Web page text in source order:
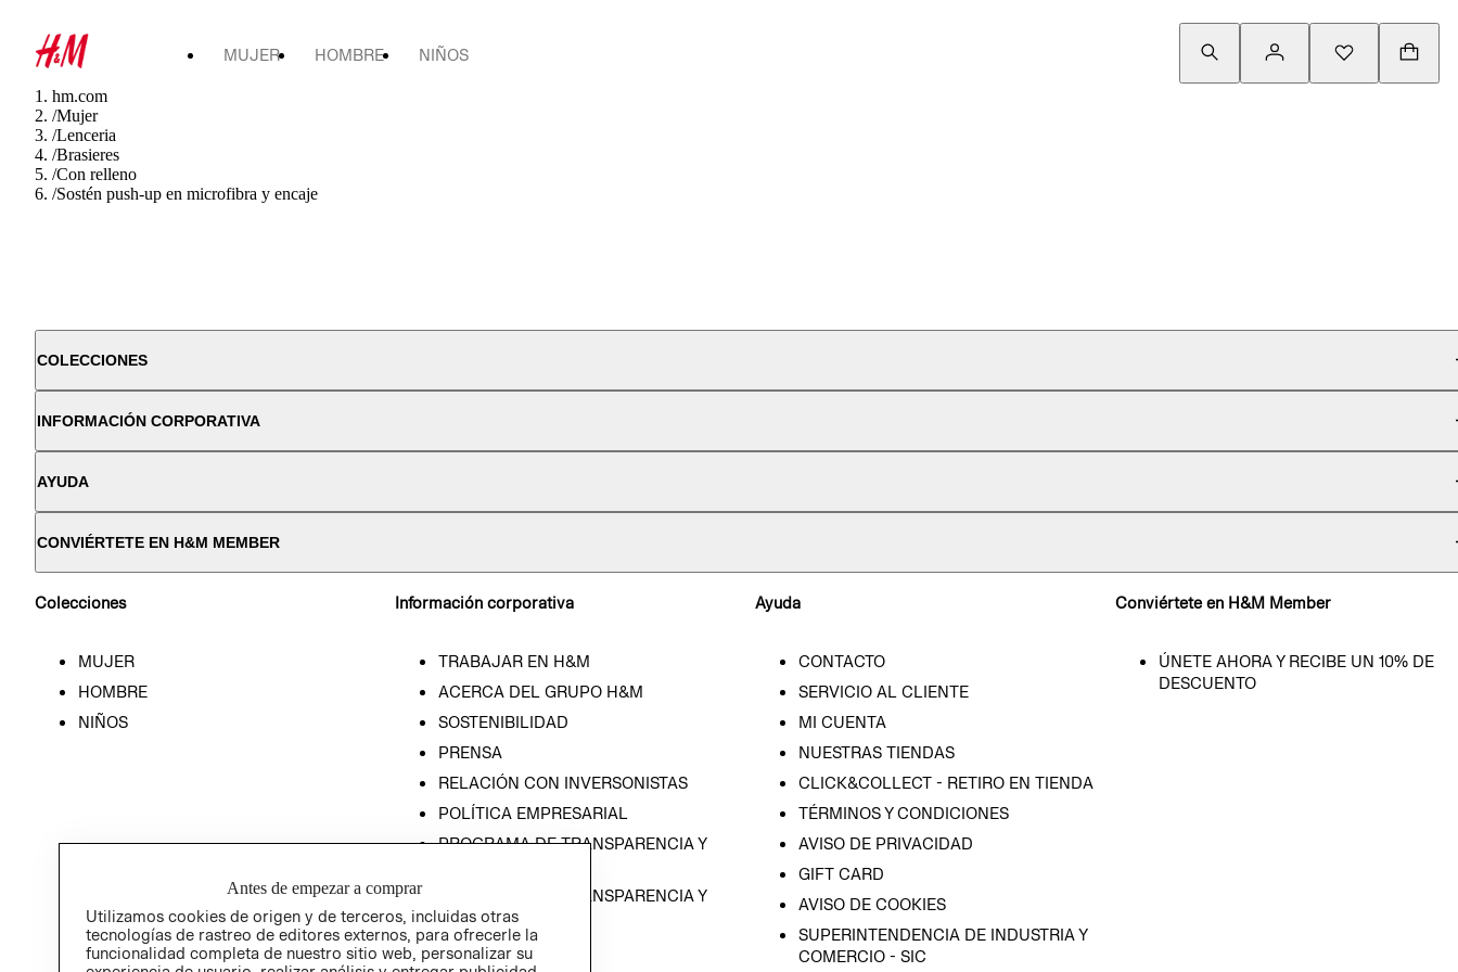
MUJER HOMBRE NIÑOS
hm.com
/Mujer
/Lenceria
/Brasieres
/Con relleno
/Sostén push-up en microfibra y encaje
COLECCIONES
INFORMACIÓN CORPORATIVA
AYUDA
CONVIÉRTETE EN H&M MEMBER
Colecciones
MUJER
HOMBRE
NIÑOS
Información corporativa
TRABAJAR EN H&M
ACERCA DEL GRUPO H&M
SOSTENIBILIDAD
PRENSA
RELACIÓN CON INVERSONISTAS
POLÍTICA EMPRESARIAL
PROGRAMA DE TRANSPARENCIA Y
PROGRAMA DE TRANSPARENCIA Y
ÉTICA (INGLÉS)
Ayuda
CONTACTO
SERVICIO AL CLIENTE
MI CUENTA
NUESTRAS TIENDAS
CLICK&COLLECT - RETIRO EN TIENDA
TÉRMINOS Y CONDICIONES
AVISO DE PRIVACIDAD
GIFT CARD
AVISO DE COOKIES
SUPERINTENDENCIA DE INDUSTRIA Y
COMERCIO - SIC
Conviértete en H&M Member
ÚNETE AHORA Y RECIBE UN 10% DE
DESCUENTO
Antes de empezar a comprar
Utilizamos cookies de origen y de terceros, incluidas otras
tecnologías de rastreo de editores externos, para ofrecerle la
funcionalidad completa de nuestro sitio web, personalizar su